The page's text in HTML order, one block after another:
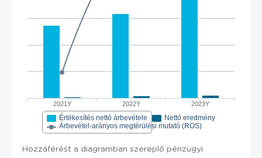
2021Y 2022Y 2023Y
Értékesítés nettó árbevétele
Nettó eredmény
Árbevétel-arányos megtérülési mutató (ROS)
Hozzáférést a diagramban szereplő pénzügyi